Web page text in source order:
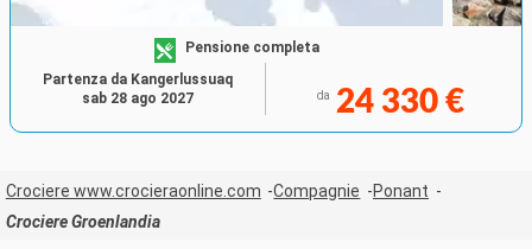
Pensione completa
da 24 330 €
Partenza da Kangerlussuaq
sab 28 ago 2027
Crociere www.crocieraonline.com Compagnie
Ponant
Crociere Groenlandia